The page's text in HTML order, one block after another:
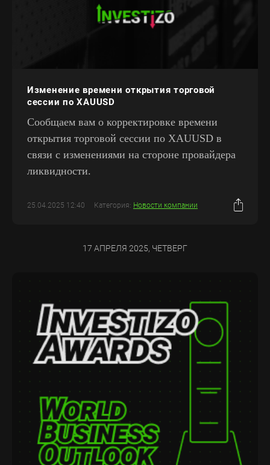
Изменение времени открытия торговой
сессии по XAUUSD
Сообщаем вам о корректировке времени
открытия торговой сессии по XAUUSD в
связи с изменениями на стороне провайдера
ликвидности.
25.04.2025 12:40 Категория: Новости компании
17 АПРЕЛЯ 2025, ЧЕТВЕРГ